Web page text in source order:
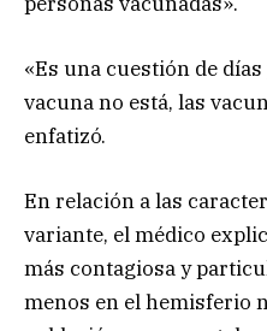
«Es una cuestión de
vacuna no está, las
enfatizó.
En relación a las
variante, el médico
más contagiosa y
menos en el hemisferio